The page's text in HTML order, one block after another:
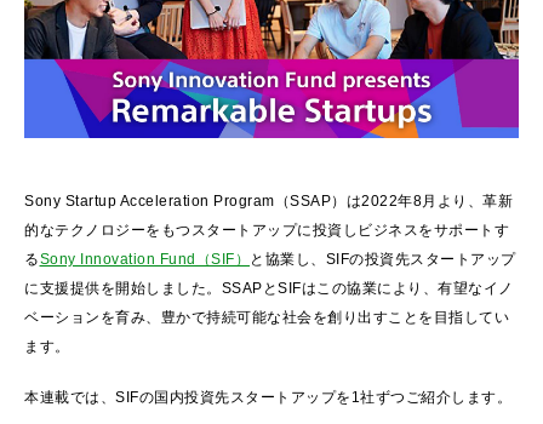
Sony Startup Acceleration Program（SSAP）は2022年8月より、革新
的なテクノロジーをもつスタートアップに投資しビジネスをサポートす
るSony Innovation Fund（SIF）
と協業し、SIFの投資先スタートアップ
に支援提供を開始しました。SSAPとSIFはこの協業により、有望なイノ
ベーションを育み、豊かで持続可能な社会を創り出すことを目指してい
ます。
本連載では、SIFの国内投資先スタートアップを1社ずつご紹介します。